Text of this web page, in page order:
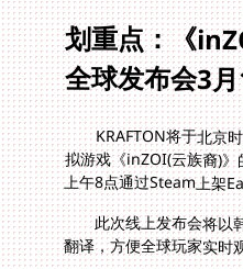
划重点：《
全球发布会3
KRAFTON将于北京
拟游戏《inZOI(云族裔
上午8点通过Steam上架
此次线上发布会将以
翻译，方便全球玩家实时